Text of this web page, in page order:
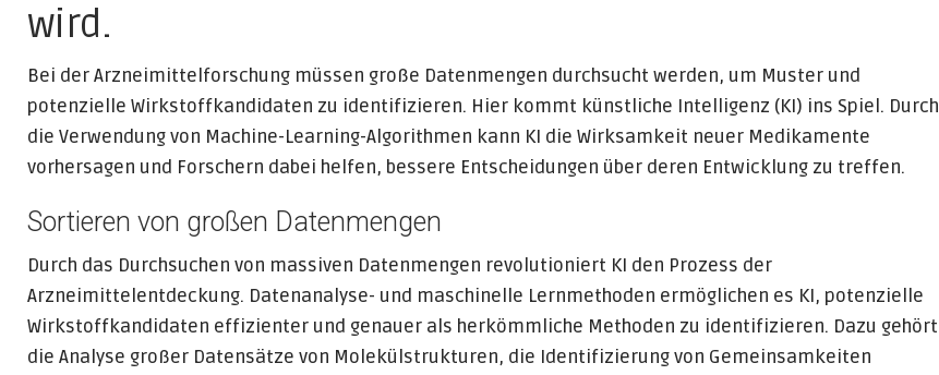
wird.
Bei der Arzneimittelforschung müssen große Datenmengen durchsucht werden, um Muster und
potenzielle Wirkstoffkandidaten zu identifizieren. Hier kommt künstliche Intelligenz (KI) ins Spiel. Durch
die Verwendung von Machine-Learning-Algorithmen kann KI die Wirksamkeit neuer Medikamente
vorhersagen und Forschern dabei helfen, bessere Entscheidungen über deren Entwicklung zu treffen.
Sortieren von großen Datenmengen
Durch das Durchsuchen von massiven Datenmengen revolutioniert KI den Prozess der
Arzneimittelentdeckung. Datenanalyse- und maschinelle Lernmethoden ermöglichen es KI, potenzielle
Wirkstoffkandidaten effizienter und genauer als herkömmliche Methoden zu identifizieren. Dazu gehört
die Analyse großer Datensätze von Molekülstrukturen, die Identifizierung von Gemeinsamkeiten